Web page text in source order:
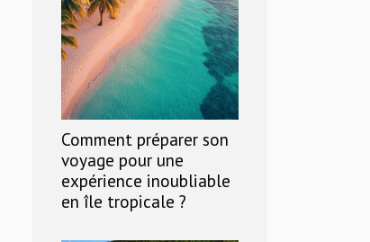
Comment préparer son
voyage pour une
expérience inoubliable
en île tropicale ?